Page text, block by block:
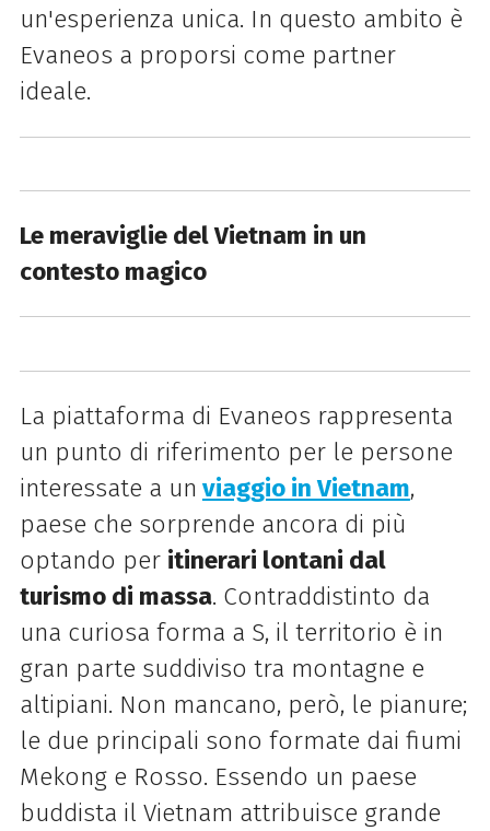
un'esperienza unica. In questo ambito è
Evaneos a proporsi come partner
ideale.
Le meraviglie del Vietnam in un
contesto magico
La piattaforma di Evaneos rappresenta
un punto di riferimento per le persone
interessate a un viaggio in Vietnam,
paese che sorprende ancora di più
optando per itinerari lontani dal
turismo di massa. Contraddistinto da
una curiosa forma a S, il territorio è in
gran parte suddiviso tra montagne e
altipiani. Non mancano, però, le pianure;
le due principali sono formate dai fiumi
Mekong e Rosso. Essendo un paese
buddista il Vietnam attribuisce grande